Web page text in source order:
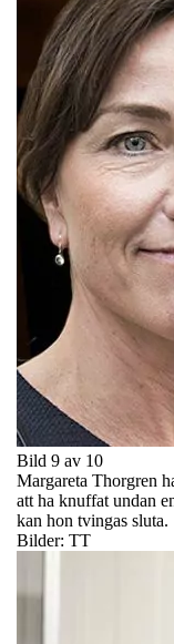
Bild 9 av 10
Margareta Thorgren
att ha knuffat undan
kan hon tvingas sluta.
Bilder: TT